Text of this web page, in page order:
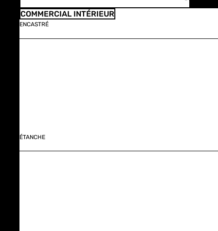
COMMERCIAL INTÉRIEUR
ENCASTRÉ
ÉTANCHE